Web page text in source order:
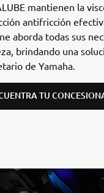
mantienen la
antifricción
aborda todas sus
brindando una
de Yamaha.
TU